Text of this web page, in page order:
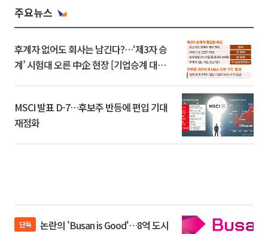
주요뉴스
후계자 없어도 회사는 남긴다?…‘제3자 승
계’ 시험대 오른 中企 현장 [기업승계 대전
MSCI 발표 D-7…후보주 반등에 편입 기대
재점화
단독